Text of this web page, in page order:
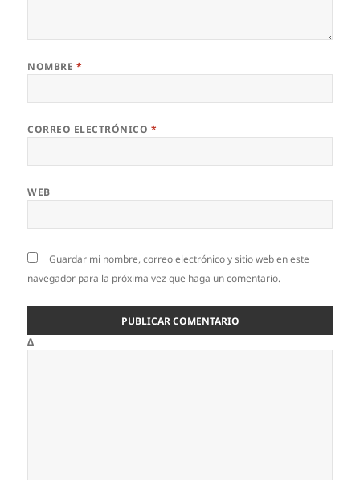
NOMBRE *
CORREO ELECTRÓNICO *
WEB
Guardar mi nombre, correo electrónico y sitio web en este
navegador para la próxima vez que haga un comentario.
Δ